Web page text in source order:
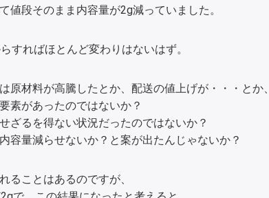
値段そのまま内容量が2g減っていました。
すればほとんど変わりはないはず。
原材料が高騰したとか、配送の値上げが・・・とか、
素があったのではないか？
ざるを得ない状況だったのではないか？
容量減らせないか？と案が出たんじゃないか？
ることはあるのですが、